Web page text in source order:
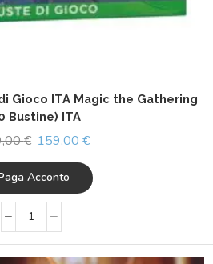
Gioco ITA Magic the Gathering
Bustine) ITA
€ 159,00 €
Acconto